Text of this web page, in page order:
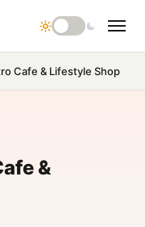
Cafe & Lifestyle Shop
&